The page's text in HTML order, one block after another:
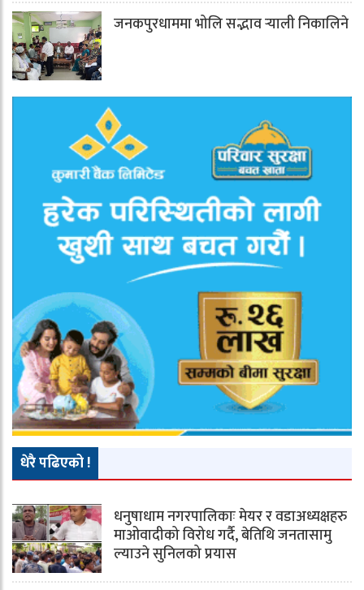
जनकपुरधाममा भोलि सद्भाव र्‍याली निकालिने
धेरै पढिएको !
धनुषाधाम नगरपालिकाः मेयर र वडाअध्यक्षहरु
माओवादीको विरोध गर्दै, बेतिथि जनतासामु
ल्याउने सुनिलको प्रयास